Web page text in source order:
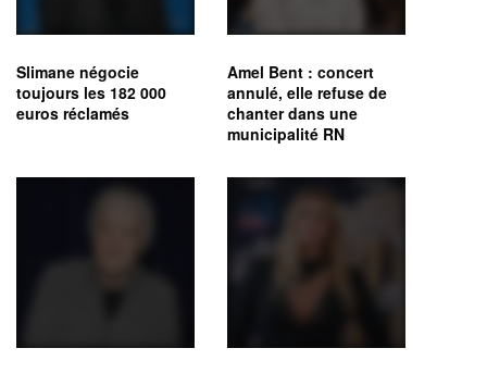
Slimane négocie
toujours les 182 000
euros réclamés
Amel Bent : concert
annulé, elle refuse de
chanter dans une
municipalité RN